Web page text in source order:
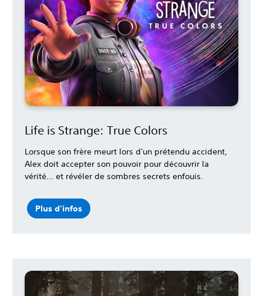
Life is Strange: True Colors
Lorsque son frère meurt lors d'un prétendu accident,
Alex doit accepter son pouvoir pour découvrir la
vérité... et révéler de sombres secrets enfouis.
Plus d'infos